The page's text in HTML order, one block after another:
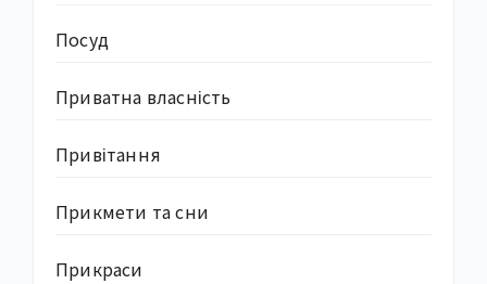
Посуд
Приватна власність
Привітання
Прикмети та сни
Прикраси